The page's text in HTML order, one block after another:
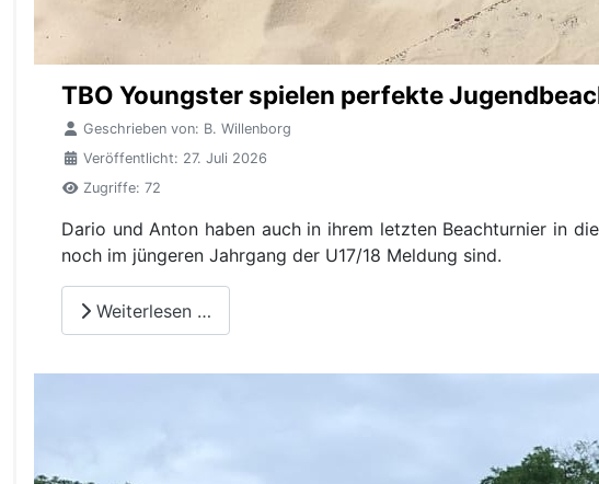
TBO Youngster spielen perfekte
Geschrieben von: B. Willenborg
Veröffentlicht: 27. Juli 2026
Zugriffe: 72
Dario und Anton haben auch in ihrem letzten Beachturnier in
noch im jüngeren Jahrgang der U17/18 Meldung sind.
Weiterlesen …